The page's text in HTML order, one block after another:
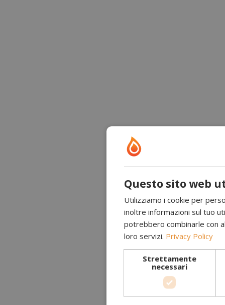
Questo sito web
Utilizziamo i cookie per
inoltre informazioni sul tuo
potrebbero combinarle con
loro servizi. Privacy Policy
Strettamente
necessari